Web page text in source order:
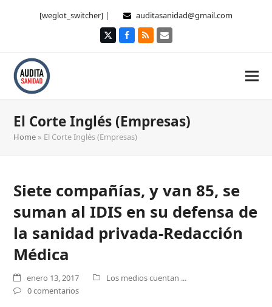
[weglot_switcher] | auditasanidad@gmail.com
TwitterFacebook
RSS Correo
El Corte Inglés (Empresas)
Home » El Corte Inglés (Empresas)
Siete compañías, y van 85, se
suman al IDIS en su defensa de
la sanidad privada-Redacción
Médica
enero 13, 2017
Los medios cuentan ...
0 comentarios